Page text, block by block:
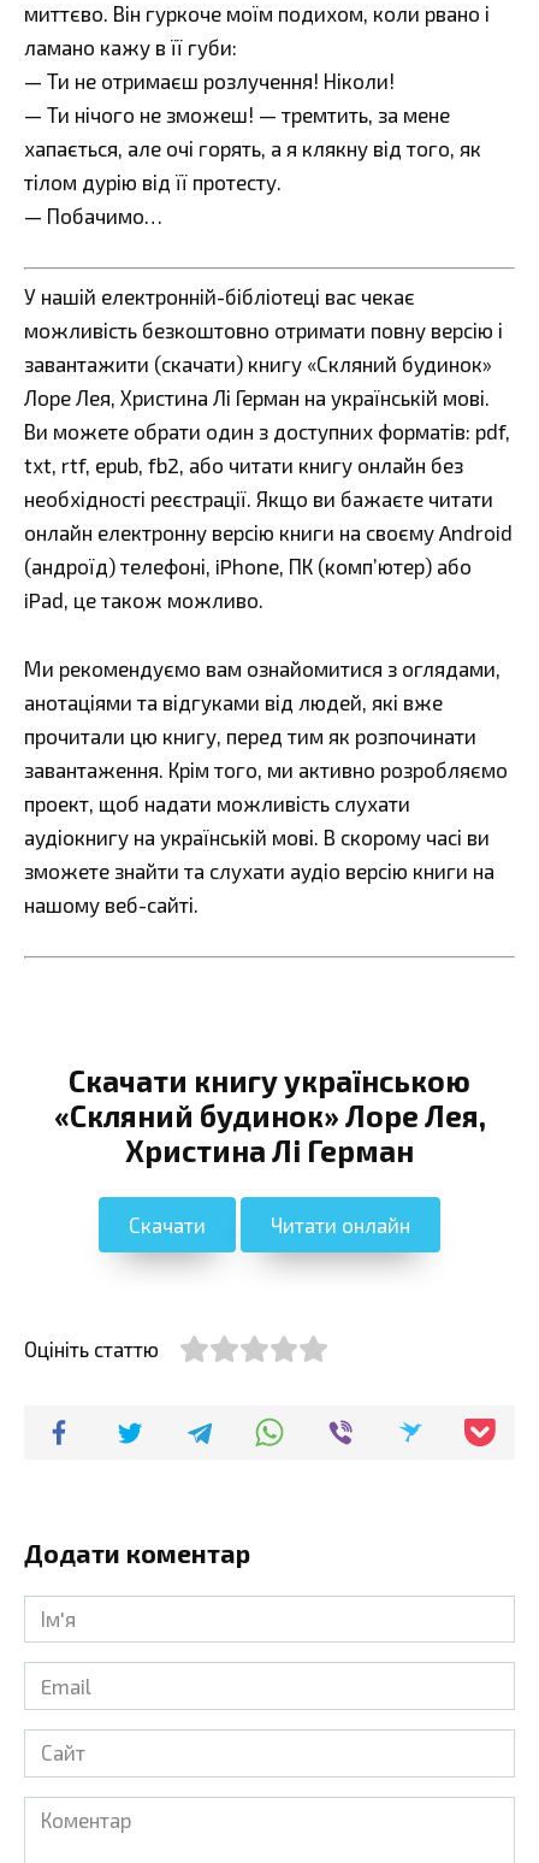
миттєво. Він гуркоче моїм подихом, коли рвано і
ламано кажу в її губи:
— Ти не отримаєш розлучення! Ніколи!
— Ти нічого не зможеш! — тремтить, за мене
хапається, але очі горять, а я клякну від того, як
тілом дурію від її протесту.
— Побачимо…
У нашій електронній-бібліотеці вас чекає
можливість безкоштовно отримати повну версію і
завантажити (скачати) книгу «Скляний будинок»
Лоре Лея, Христина Лі Герман на українській мові.
Ви можете обрати один з доступних форматів: pdf,
txt, rtf, epub, fb2, або читати книгу онлайн без
необхідності реєстрації. Якщо ви бажаєте читати
онлайн електронну версію книги на своєму Android
(андроїд) телефоні, iPhone, ПК (комп’ютер) або
iPad, це також можливо.
Ми рекомендуємо вам ознайомитися з оглядами,
анотаціями та відгуками від людей, які вже
прочитали цю книгу, перед тим як розпочинати
завантаження. Крім того, ми активно розробляємо
проект, щоб надати можливість слухати
аудіокнигу на українській мові. В скорому часі ви
зможете знайти та слухати аудіо версію книги на
нашому веб-сайті.
Скачати книгу українською
«Скляний будинок» Лоре Лея,
Христина Лі Герман
Скачати Читати онлайн
Оцініть статтю
Додати коментар
Ім'я
Email
Сайт
Коментар